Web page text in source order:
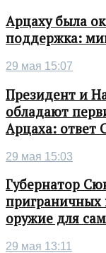
Арцаху была
поддержка:
29 мая 15:07
Президент и
обладают
Арцаха: ответ
29 мая 15:03
Губернатор
приграничных
оружие для
29 мая 13:11